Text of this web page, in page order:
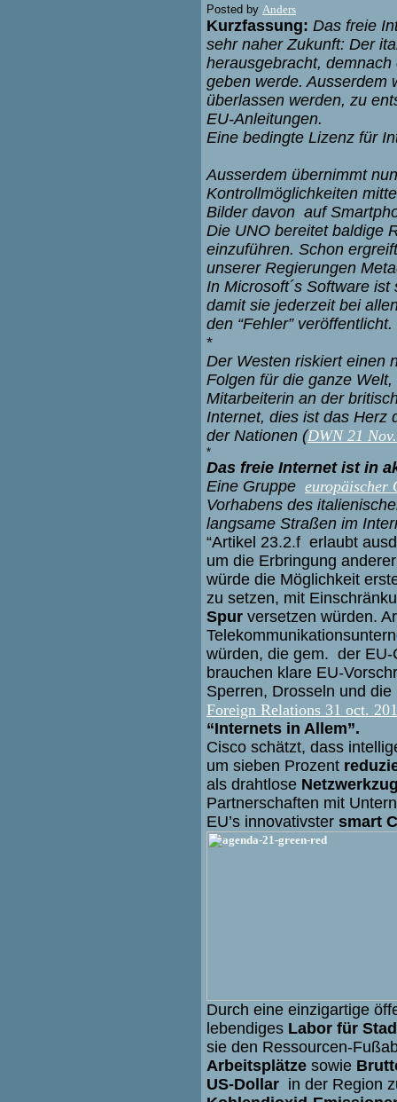
Posted by Anders
Kurzfassung: Das freie
sehr naher Zukunft: Der
herausgebracht,
geben werde. Ausserdem
überlassen werden, zu
EU-Anleitungen.
Eine bedingte Lizenz für
Ausserdem übernimmt
Kontrollmöglichkeiten
Bilder davon auf
Die UNO bereitet baldige
einzuführen. Schon
unserer Regierungen
In Microsoft´s Software
damit sie jederzeit bei
den “Fehler” veröffentlicht.
*
Der Westen riskiert einen
Folgen für die ganze
Mitarbeiterin an der
Internet, dies ist das Herz
der Nationen (DWN 21
*
Das freie Internet ist in
Eine Gruppe europäischer
Vorhabens des
langsame Straßen im
“Artikel 23.2.f erlaubt
um die Erbringung
würde die Möglichkeit
zu setzen, mit
Spur versetzen würden.
würden, die gem. der EU-
brauchen klare EU-
Sperren, Drosseln und
Foreign Relations 31 oct.
“Internets in Allem”.
Cisco schätzt, dass
um sieben Prozent
als drahtlose
Partnerschaften mit
EU’s innovativster smart
Durch eine einzigartige
lebendiges Labor für
sie den Ressourcen-
Arbeitsplätze sowie
US-Dollar in der Region